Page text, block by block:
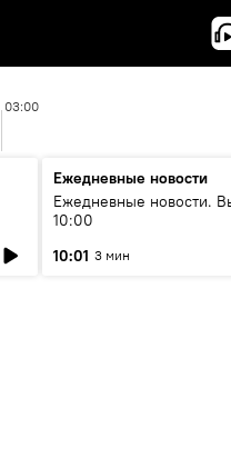
03:00
Ежедневные новости
Ежедневные новости.
10:00
10:01 3 мин